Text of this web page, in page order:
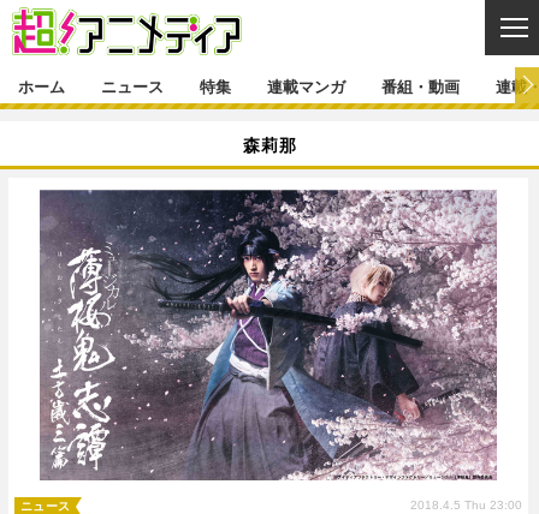
ニュース一覧 アニメ
ゲーム・アプリ マンガ
映画 音楽
グッズ イベント
声優 コスプレ
舞台 新帝スタ
特集
特集一覧 カバー
インタビュー レポート
ラキりす
連載マンガ
連載マンガ一覧 連載一覧
番組・動画
番組・動画一覧 ラジオ
動画
連載・ブログ
連載・ブログ一覧 コラム
編集部ブログ・お知らせ
ホーム ニュース 特集 連載マンガ 番組・動画 連載
森莉那
ニュース 2018.4.5 Thu 23:00